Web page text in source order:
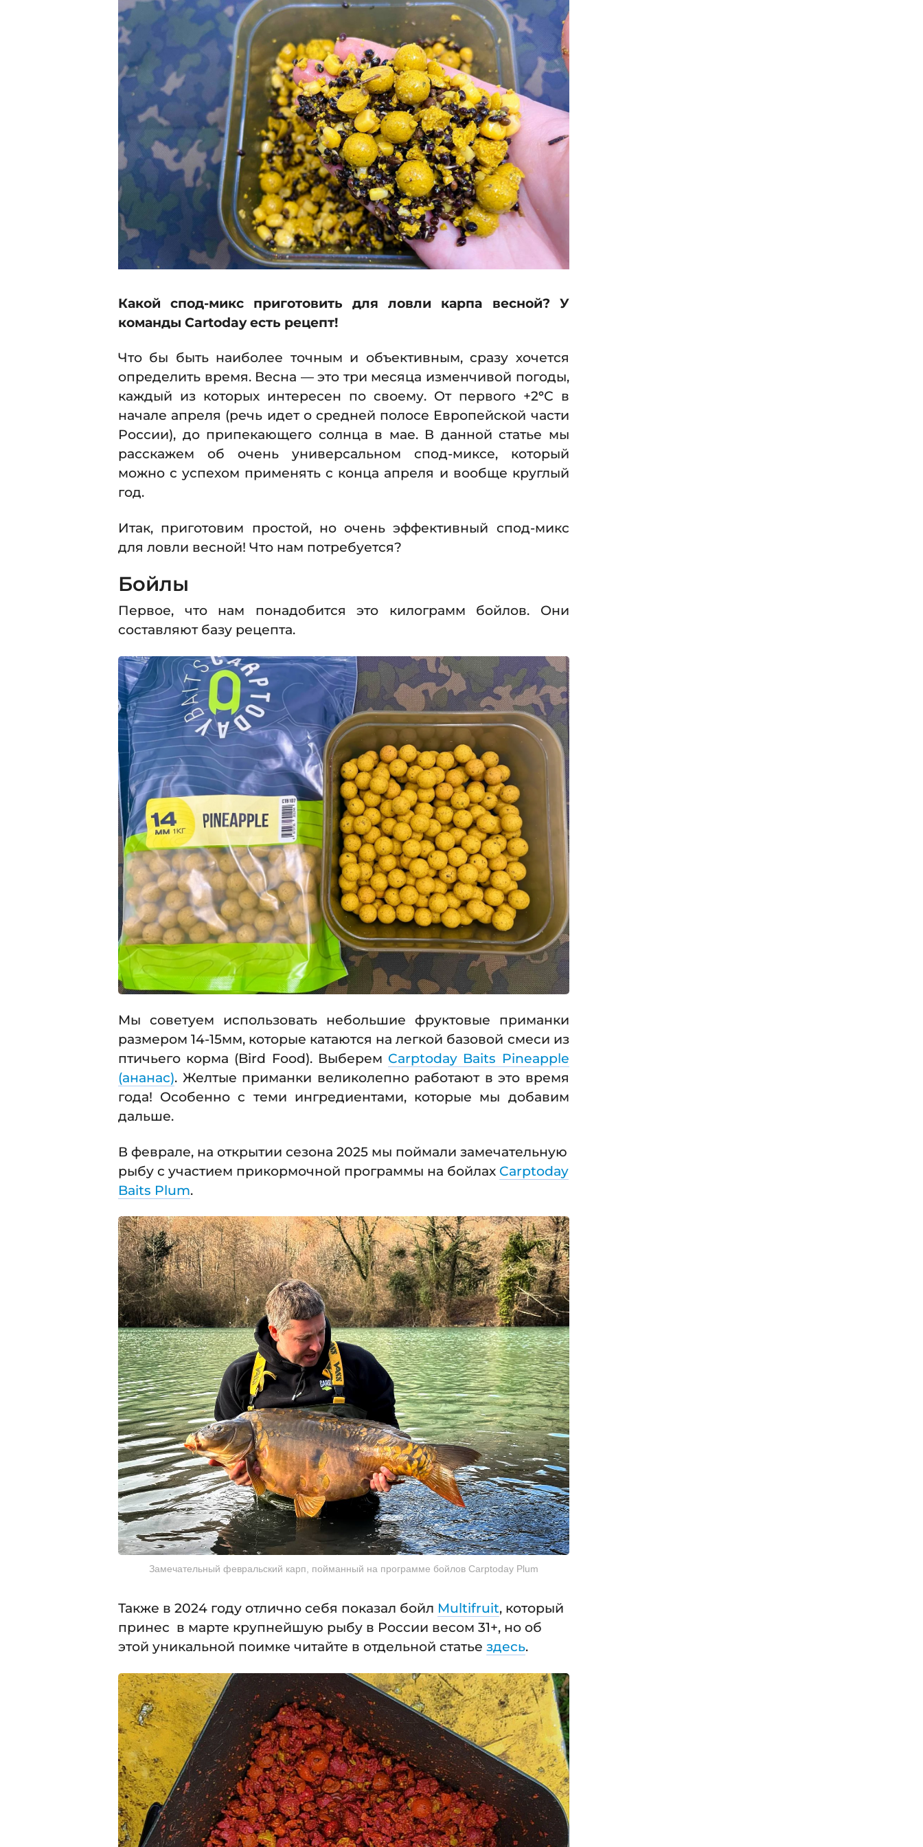
2
.
2
0
2
0
2
0
2
5
Какой спод-микс приготовить для ловли карпа весной? У
команды Cartoday есть рецепт!
Что бы быть наиболее точным и объективным, сразу хочется
определить время. Весна — это три месяца изменчивой погоды,
каждый из которых интересен по своему. От первого +2°С в
начале апреля (речь идет о средней полосе Европейской части
России), до припекающего солнца в мае. В данной статье мы
расскажем об очень универсальном спод-миксе, который
можно с успехом применять с конца апреля и вообще круглый
год.
Итак, приготовим простой, но очень эффективный спод-микс
для ловли весной! Что нам потребуется?
Бойлы
Первое, что нам понадобится это килограмм бойлов. Они
составляют базу рецепта.
Мы советуем использовать небольшие фруктовые приманки
размером 14-15мм, которые катаются на легкой базовой смеси из
птичьего корма (Bird Food). Выберем Carptoday Baits Pineapple
(ананас). Желтые приманки великолепно работают в это время
года! Особенно с теми ингредиентами, которые мы добавим
дальше.
В феврале, на открытии сезона 2025 мы поймали замечательную
рыбу с участием прикормочной программы на бойлах Carptoday
Baits Plum.
Замечательный февральский карп, пойманный на программе бойлов Carptoday Plum
Также в 2024 году отлично себя показал бойл Multifruit, который
принес в марте крупнейшую рыбу в России весом 31+, но об
этой уникальной поимке читайте в отдельной статье здесь.